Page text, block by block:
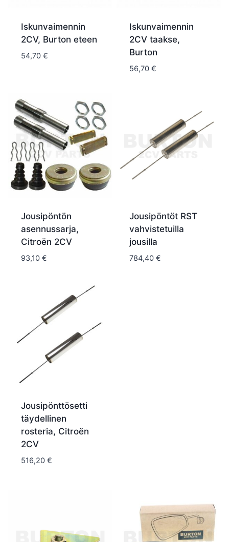
Iskunvaimennin
2CV, Burton eteen
54,70 €
Iskunvaimennin
2CV taakse,
Burton
56,70 €
Jousipöntön
asennussarja,
Citroën 2CV
93,10 €
Jousipöntöt RST
vahvistetuilla
jousilla
784,40 €
Jousipönttösetti
täydellinen
rosteria, Citroën
2CV
516,20 €